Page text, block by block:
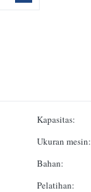
Kapasitas:
Ukuran mesin:
Bahan:
Pelatihan: